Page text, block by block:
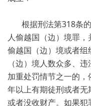
根据刑法第318条的
人偷越国（边）境罪
偷越国（边）境或者组
（边）境人数众多、
加重处罚情节之一的
年以上有期徒刑或者
或者没收财产。如果